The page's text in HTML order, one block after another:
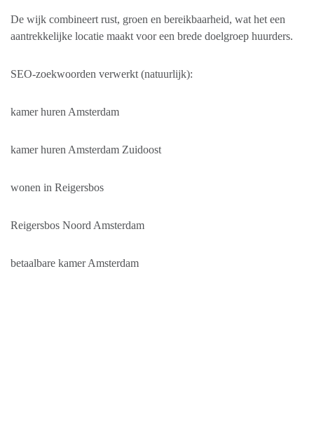
De wijk combineert rust, groen en bereikbaarheid, wat het een
aantrekkelijke locatie maakt voor een brede doelgroep huurders.
SEO-zoekwoorden verwerkt (natuurlijk):
kamer huren Amsterdam
kamer huren Amsterdam Zuidoost
wonen in Reigersbos
Reigersbos Noord Amsterdam
betaalbare kamer Amsterdam